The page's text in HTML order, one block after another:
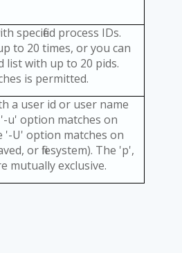
specified process IDs.
to 20 times, or you can
list with up to 20 pids.
is permitted.
a user id or user name
u' option matches on
'-U' option matches on
or filesystem). The 'p',
mutually exclusive.